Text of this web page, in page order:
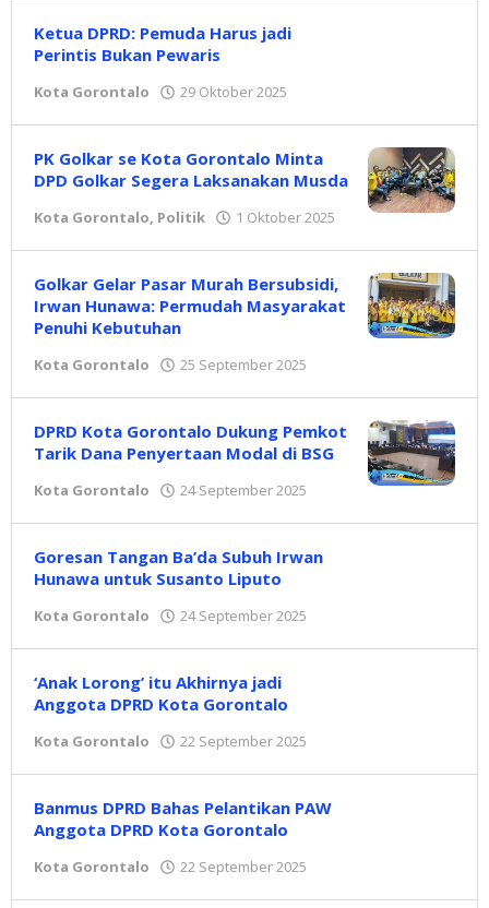
Ketua DPRD: Pemuda Harus jadi
Perintis Bukan Pewaris
Kota Gorontalo 29 Oktober 2025
PK Golkar se Kota Gorontalo Minta
DPD Golkar Segera Laksanakan Musda
Kota Gorontalo, Politik 1 Oktober 2025
oleh
Golkar Gelar Pasar Murah Bersubsidi,
Irwan Hunawa: Permudah Masyarakat
Penuhi Kebutuhan
Kota Gorontalo 25 September 2025
DPRD Kota Gorontalo Dukung Pemkot
Tarik Dana Penyertaan Modal di BSG
Kota Gorontalo 24 September 2025
Goresan Tangan Ba’da Subuh Irwan
Hunawa untuk Susanto Liputo
Kota Gorontalo 24 September 2025
‘Anak Lorong’ itu Akhirnya jadi
Anggota DPRD Kota Gorontalo
Kota Gorontalo 22 September 2025
Banmus DPRD Bahas Pelantikan PAW
Anggota DPRD Kota Gorontalo
Kota Gorontalo 22 September 2025